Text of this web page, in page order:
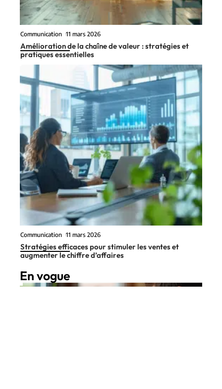
Communication 11 mars 2026
Amélioration de la chaîne de valeur : stratégies et
pratiques essentielles
Communication 11 mars 2026
Stratégies efficaces pour stimuler les ventes et
augmenter le chiffre d’affaires
En vogue